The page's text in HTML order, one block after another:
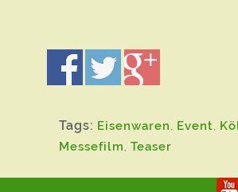
Tags: Eisenwaren, Event,
Messefilm, Teaser